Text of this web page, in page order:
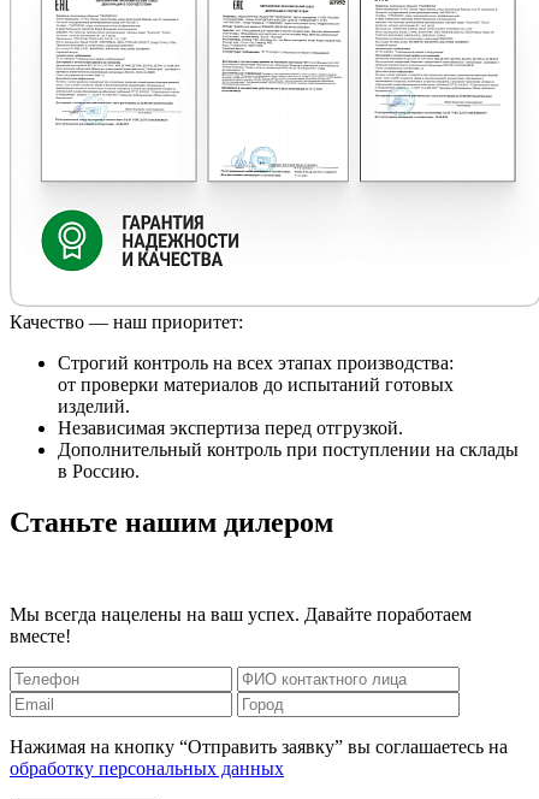
Качество — наш приоритет:
Строгий контроль на всех этапах производства:
от проверки материалов до испытаний готовых
изделий.
Независимая экспертиза перед отгрузкой.
Дополнительный контроль при поступлении на склады
в Россию.
Станьте нашим дилером
Мы всегда нацелены на ваш успех. Давайте поработаем
вместе!
Нажимая на кнопку “Отправить заявку” вы соглашаетесь на
обработку персональных данных